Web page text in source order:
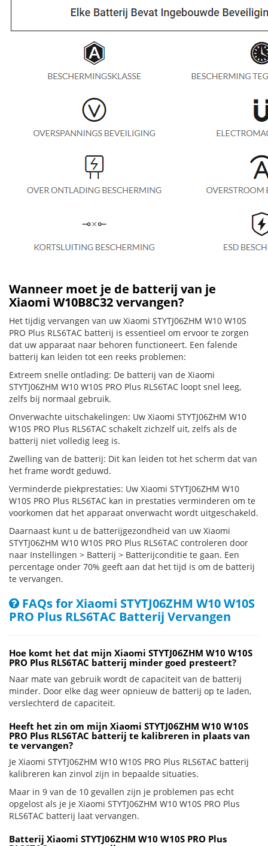
Wanneer moet je de batterij van je
Xiaomi W10B8C32 vervangen?
Het tijdig vervangen van uw Xiaomi STYTJ06ZHM W10 W10S
PRO Plus RLS6TAC batterij is essentieel om ervoor te zorgen
dat uw apparaat naar behoren functioneert. Een falende
batterij kan leiden tot een reeks problemen:
Extreem snelle ontlading: De batterij van de Xiaomi
STYTJ06ZHM W10 W10S PRO Plus RLS6TAC loopt snel leeg,
zelfs bij normaal gebruik.
Onverwachte uitschakelingen: Uw Xiaomi STYTJ06ZHM W10
W10S PRO Plus RLS6TAC schakelt zichzelf uit, zelfs als de
batterij niet volledig leeg is.
Zwelling van de batterij: Dit kan leiden tot het scherm dat van
het frame wordt geduwd.
Verminderde piekprestaties: Uw Xiaomi STYTJ06ZHM W10
W10S PRO Plus RLS6TAC kan in prestaties verminderen om te
voorkomen dat het apparaat onverwacht wordt uitgeschakeld.
Daarnaast kunt u de batterijgezondheid van uw Xiaomi
STYTJ06ZHM W10 W10S PRO Plus RLS6TAC controleren door
naar Instellingen > Batterij > Batterijconditie te gaan. Een
percentage onder 70% geeft aan dat het tijd is om de batterij
te vervangen.
FAQs for Xiaomi STYTJ06ZHM W10 W10S
PRO Plus RLS6TAC Batterij Vervangen
Hoe komt het dat mijn Xiaomi STYTJ06ZHM W10 W10S
PRO Plus RLS6TAC batterij minder goed presteert?
Naar mate van gebruik wordt de capaciteit van de batterij
minder. Door elke dag weer opnieuw de batterij op te laden,
verslechterd de capaciteit.
Heeft het zin om mijn Xiaomi STYTJ06ZHM W10 W10S
PRO Plus RLS6TAC batterij te kalibreren in plaats van
te vervangen?
Je Xiaomi STYTJ06ZHM W10 W10S PRO Plus RLS6TAC batterij
kalibreren kan zinvol zijn in bepaalde situaties.
Maar in 9 van de 10 gevallen zijn je problemen pas echt
opgelost als je je Xiaomi STYTJ06ZHM W10 W10S PRO Plus
RLS6TAC batterij laat vervangen.
Batterij Xiaomi STYTJ06ZHM W10 W10S PRO Plus